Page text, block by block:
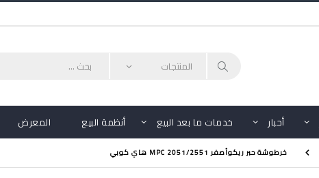
أحبار خدمات ما بعد البيع أنظمة البيع المعرض
خرطوشة حبر ريكوأصفر MPC 2051/2551 هاي كوبي